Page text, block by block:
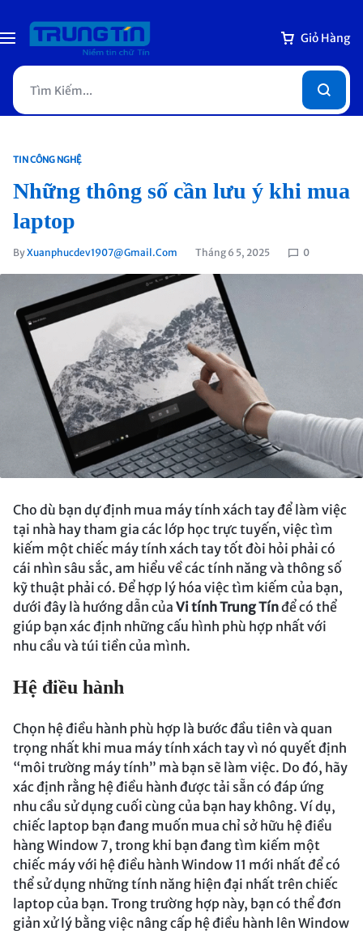
Giỏ Hàng
TIN CÔNG NGHỆ
Những thông số cần lưu ý khi mua
laptop
ByXuanphucdev1907@gmail.com Tháng 6 5, 2025 0
Cho dù bạn dự định mua máy tính xách tay để làm việc
tại nhà hay tham gia các lớp học trực tuyến, việc tìm
kiếm một chiếc máy tính xách tay tốt đòi hỏi phải có
cái nhìn sâu sắc, am hiểu về các tính năng và thông số
kỹ thuật phải có. Để hợp lý hóa việc tìm kiếm của bạn,
dưới đây là hướng dẫn của Vi tính Trung Tínđể có thể
giúp bạn xác định những cấu hình phù hợp nhất với
nhu cầu và túi tiền của mình.
Hệ điều hành
Chọn hệ điều hành phù hợp là bước đầu tiên và quan
trọng nhất khi mua máy tính xách tay vì nó quyết định
“môi trường máy tính” mà bạn sẽ làm việc. Do đó, hãy
xác định rằng hệ điều hành được tải sẵn có đáp ứng
nhu cầu sử dụng cuối cùng của bạn hay không. Ví dụ,
chiếc laptop bạn đang muốn mua chỉ sở hữu hệ điều
hàng Window 7, trong khi bạn đang tìm kiếm một
chiếc máy với hệ điều hành Window 11 mới nhất để có
thể sử dụng những tính năng hiện đại nhất trên chiếc
laptop của bạn. Trong trường hợp này, bạn có thể đơn
giản xử lý bằng việc nâng cấp hệ điều hành lên Window